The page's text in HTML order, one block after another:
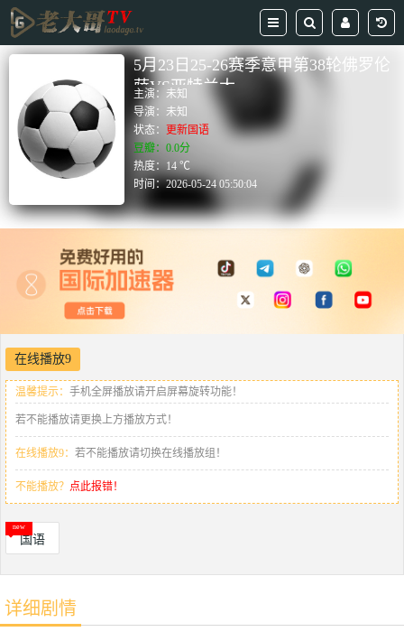
5月23日25-26赛季意甲第38轮佛罗伦
萨VS亚特兰大
主演： 未知
导演：未知
状态： 更新国语
豆瓣：0.0分
热度：14 ℃
时间：2026-05-24 05:50:04
在线播放9
温馨提示： 手机全屏播放请开启屏幕旋转功能！
若不能播放请更换上方播放方式！
在线播放9： 若不能播放请切换在线播放组！
不能播放？ 点此报错！
国语
详细剧情